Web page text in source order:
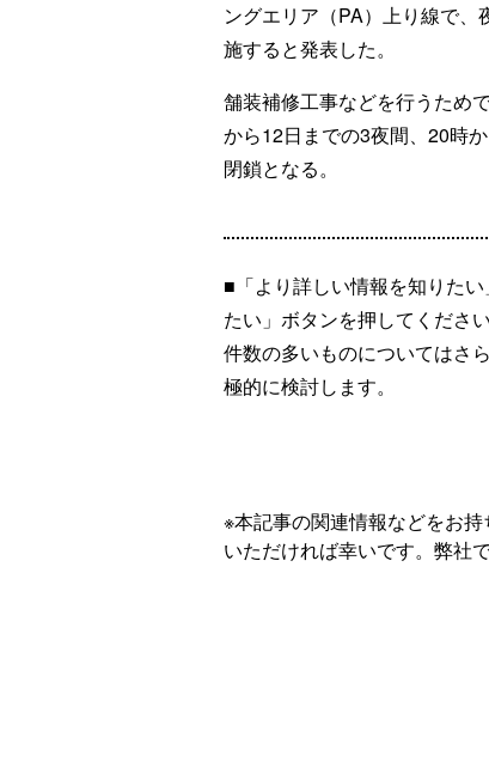
ングエリア（PA）上り線で、
施すると発表した。
舗装補修工事などを行うため
から12日までの3夜間、20時
閉鎖となる。
■「より詳しい情報を知りた
たい」ボタンを押してくださ
件数の多いものについてはさ
極的に検討します。
※本記事の関連情報などをお
いただければ幸いです。弊社